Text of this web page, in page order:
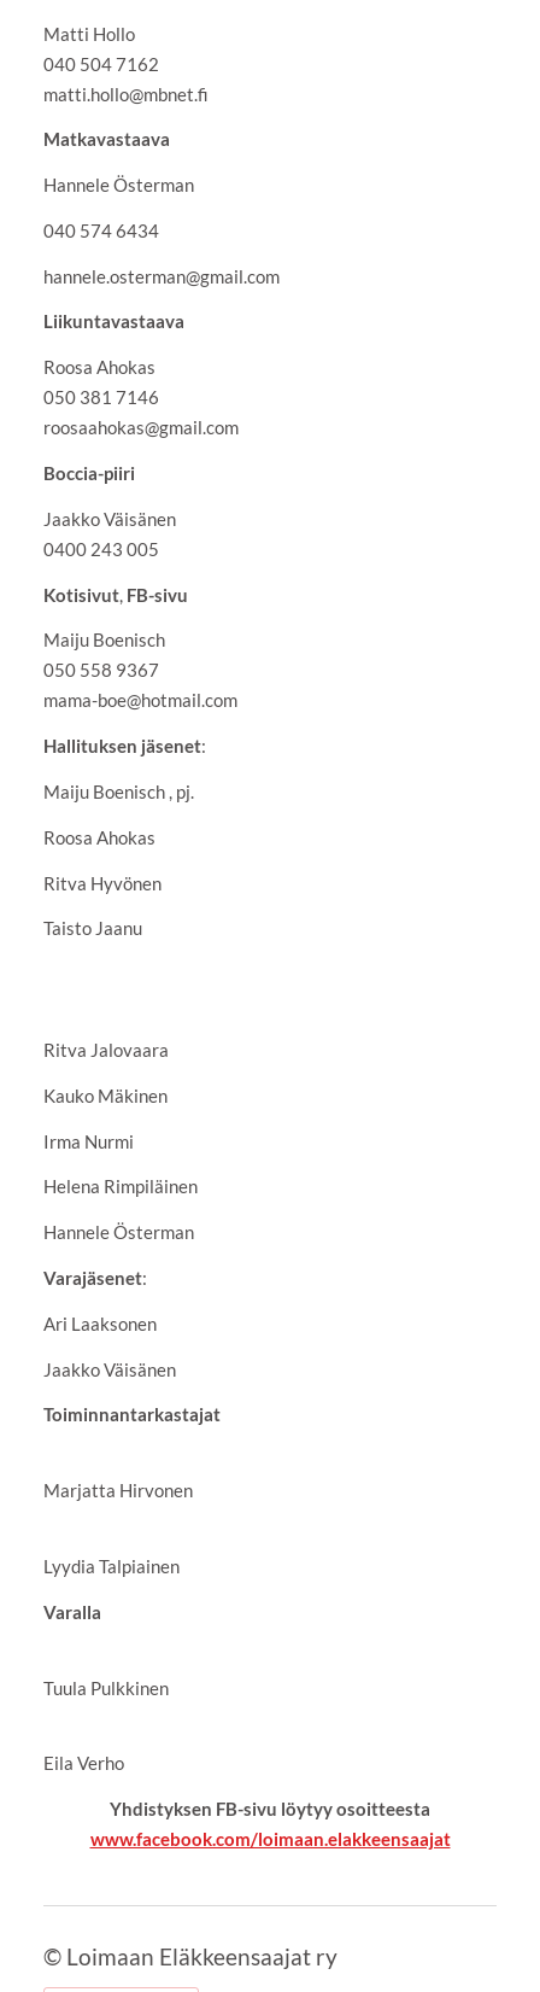
Matti Hollo
040 504 7162
matti.hollo@mbnet.fi
Matkavastaava
Hannele Österman
040 574 6434
hannele.osterman@gmail.com
Liikuntavastaava
Roosa Ahokas
050 381 7146
roosaahokas@gmail.com
Boccia-piiri
Jaakko Väisänen
0400 243 005
Kotisivut, FB-sivu
Maiju Boenisch
050 558 9367
mama-boe@hotmail.com
Hallituksen jäsenet:
Maiju Boenisch , pj.
Roosa Ahokas
Ritva Hyvönen
Taisto Jaanu
Ritva Jalovaara
Kauko Mäkinen
Irma Nurmi
Helena Rimpiläinen
Hannele Österman
Varajäsenet:
Ari Laaksonen
Jaakko Väisänen
Toiminnantarkastajat
Marjatta Hirvonen
Lyydia Talpiainen
Varalla
Tuula Pulkkinen
Eila Verho
Yhdistyksen FB-sivu löytyy osoitteesta
www.facebook.com/loimaan.elakkeensaajat
© Loimaan Eläkkeensaajat ry